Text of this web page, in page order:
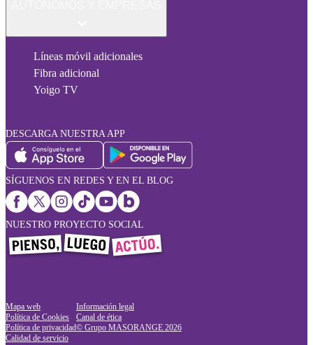
Líneas móvil adicionales
Fibra adicional
Yoigo TV
DESCARGA NUESTRA APP
SÍGUENOS EN REDES Y EN EL BLOG
NUESTRO PROYECTO SOCIAL
Mapa web
Política de Cookies
Política de privacidad
Calidad de servicio
Información legal
Canal de ética
© Grupo MASORANGE 2026